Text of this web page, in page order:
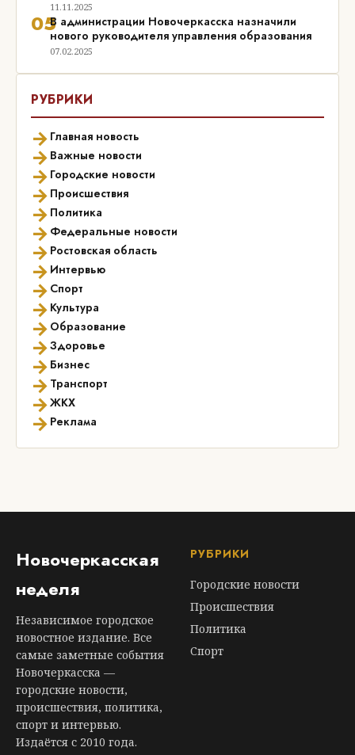
11.11.2025
05В администрации Новочеркасска назначили
нового руководителя управления образования
07.02.2025
РУБРИКИ
→ Главная новость
→ Важные новости
→ Городские новости
→ Происшествия
→ Политика
→ Федеральные новости
→ Ростовская область
→ Интервью
→ Спорт
→ Культура
→ Образование
→Здоровье
→ Бизнес
→ Транспорт
→ЖКХ
→ Реклама
Новочеркасская
неделя
Независимое городское
новостное издание. Все
самые заметные события
Новочеркасска —
городские новости,
происшествия, политика,
спорт и интервью.
Издаётся с 2010 года.
РУБРИКИ
Городские новости
Происшествия
Политика
Спорт